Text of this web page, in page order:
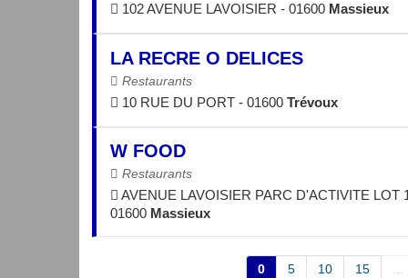
102 AVENUE LAVOISIER - 01600 Massieux
LA RECRE O DELICES
Restaurants
10 RUE DU PORT - 01600 Trévoux
W FOOD
Restaurants
AVENUE LAVOISIER PARC D'ACTIVITE LOT
01600 Massieux
0 5 10 15 ...